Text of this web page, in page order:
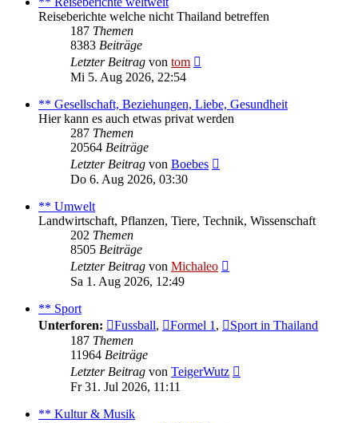
Reiseberichte welche nicht Thailand betreffen
187 Themen
8383 Beiträge
Letzter Beitrag von tom
Mi 5. Aug 2026, 22:54
** Gesellschaft, Beziehungen, Liebe, Gesundheit
Hier kann es auch etwas privat werden
287 Themen
20564 Beiträge
Letzter Beitrag von Boebes
Do 6. Aug 2026, 03:30
** Umwelt
Landwirtschaft, Pflanzen, Tiere, Technik, Wissenschaft
202 Themen
8505 Beiträge
Letzter Beitrag von Michaleo
Sa 1. Aug 2026, 12:49
** Sport
Unterforen:
Fussball, Formel 1 ,
Sport in Thailand
187 Themen
11964 Beiträge
Letzter Beitrag von TeigerWutz
Fr 31. Jul 2026, 11:11
** Kultur & Musik